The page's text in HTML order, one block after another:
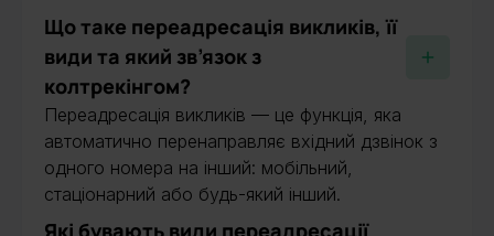
Що таке переадресація викликів, її
види та який зв’язок з
колтрекінгом?
Переадресація викликів — це функція, яка
автоматично перенаправляє вхідний дзвінок з
одного номера на інший: мобільний,
стаціонарний або будь-який інший.